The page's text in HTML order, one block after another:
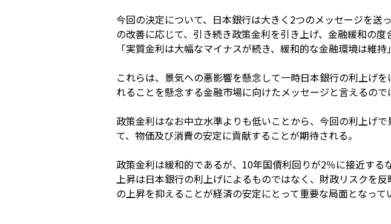
今回の決定について、日本銀行は大きく2つのメッセージを
の改善に応じて、引き続き政策金利を引き上げ、金融緩和の
「実質金利は大幅なマイナスが続き、緩和的な金融環境は維
これらは、景気への悪影響を懸念して一時日本銀行の利上げ
れることを懸念する金融市場に向けたメッセージと言えるので
政策金利はなお中立水準よりも低いことから、今回の利上げ
て、物価及び消費の安定に貢献することが期待される。
政策金利は緩和的であるが、10年国債利回りが2％に接近す
上昇は日本銀行の利上げによるものではなく、財政リスクを
の上昇を抑えることが経済の安定にとって重要な局面となって